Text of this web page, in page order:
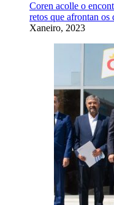
Coren acolle o
retos que afrontan
Xaneiro, 2023